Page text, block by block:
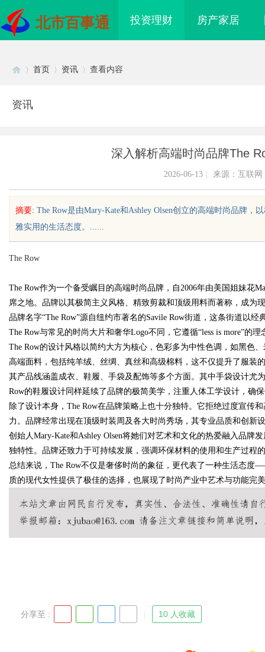
北市百事通 投资理财 房产家居
uz
!
首页 资讯 查看内容
资讯
深入解析高端时尚品牌The
2026-06-13 来源：互联网
摘要: The Row是由Mary-Kate和Ashley Olsen创立的高端时尚品牌
雅实用的生活态度。......
The Row
The Row作为一个备受瞩目的高端时尚品牌，自2006年由美国姐妹花
席之地。品牌以其极简主义风格、精致剪裁和顶级用料而著称，成为
品牌名字“The Row”源自纽约市著名的Savile Row街道，这条街道以
The Row与常见的时尚大片和奢华Logo不同，它遵循“less is more”的
The Row的设计风格以简约大方为核心，色彩多为中性色调，如黑色
高端面料，包括纯羊绒、丝绸、真丝和高级棉料，这不仅提升了服装
其产品线涵盖成衣、鞋履、手袋及配饰等多个方面。其中手袋设计尤
Row的鞋履设计同样延续了品牌的极简美学，注重人体工学设计，确
除了设计本身，The Row在品牌策略上也十分独特。它拒绝过度宣传
力。品牌经常出现在顶级时装周及各大时尚秀场，其专业品质和创新
创始人Mary-Kate和Ashley Olsen将她们对艺术和文化的热爱融入品牌
独特性。品牌还致力于可持续发展，强调环保材料的使用和生产过程
总结来说，The Row不仅是奢侈时尚的象征，更代表了一种生活态
质的现代女性提供了极佳的选择，也展现了时尚产业中艺术与功能完
分享至 : 10 人收藏
实验室，标准化研